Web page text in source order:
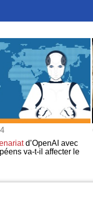
d’OpenAI avec
va-t-il affecter le